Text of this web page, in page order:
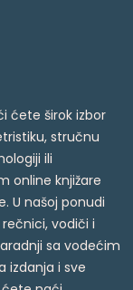
ćete širok izbor
stručnu
ili
online knjižare
U našoj ponudi
vodiči i
sa vodećim
izdanja i sve